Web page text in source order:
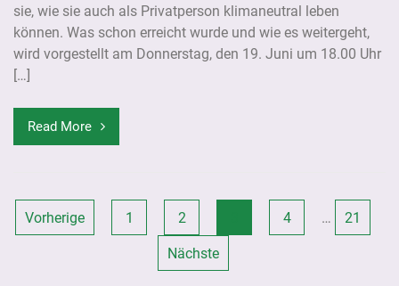
sie, wie sie auch als Privatperson klimaneutral leben
können. Was schon erreicht wurde und wie es weitergeht,
wird vorgestellt am Donnerstag, den 19. Juni um 18.00 Uhr
[…]
Read More
Seitennummerierung
Vorherige 1 2 4 … 21
Nächste